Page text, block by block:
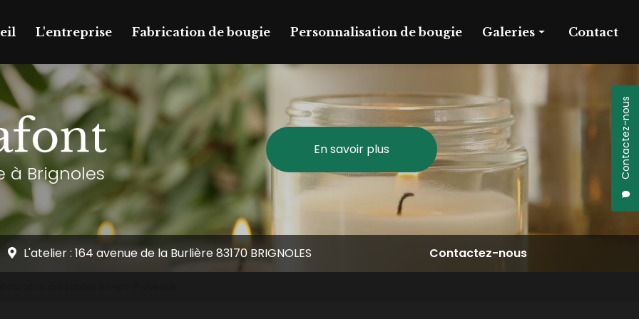
Contactez-nous
L'entreprise Fabrication de bougie Personnalisation de bougie Galeries
Personnalisation de bougie
Contact
à Brignoles
En savoir plus
L'atelier : 164 avenue de la Burlière 83170 BRIGNOLES Contactez-nous